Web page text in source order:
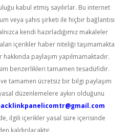
kabul etmiş sayılırlar. Bu internet
veya şahıs şirketi ile hiçbir bağlantısı
kendi hazırladığımız makaleler
içerikler haber niteliği taşımamakta
paylaşım yapılmamaktadır.
benzerlikleri tamamen tesadüfidir.
tamamen ücretsiz bir bilgi paylaşım
düzenlemelere aykırı olduğunu
ilgili içerikler yasal süre içerisinde
kaldırılacaktır.